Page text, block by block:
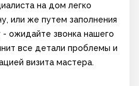
на дом легко
или же путем заполнения
ожидайте звонка нашего
все детали проблемы и
визита мастера.